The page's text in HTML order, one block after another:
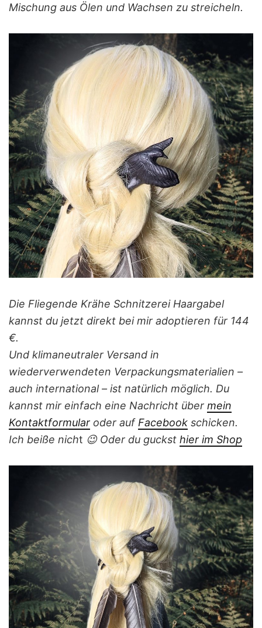
Mischung aus Ölen und Wachsen zu streicheln.
Die Fliegende Krähe Schnitzerei Haargabel
kannst du jetzt direkt bei mir adoptieren für 144
€.
Und klimaneutraler Versand in
wiederverwendeten Verpackungsmaterialien –
auch international – ist natürlich möglich. Du
kannst mir einfach eine Nachricht über mein
Kontaktformular oder auf Facebook schicken.
Ich beiße nicht 😉 Oder du guckst hier im Shop